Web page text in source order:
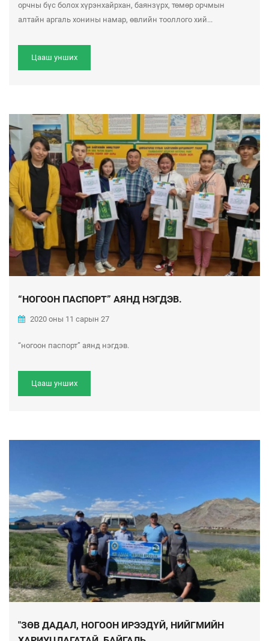
орчны бүс болох хүрэнхайрхан, баянзүрх, төмөр орчмын
алтайн аргаль хонины намар, өвлийн тооллого хий...
Цааш унших
“НОГООН ПАСПОРТ” АЯНД НЭГДЭВ.
2020 оны 11 сарын 27
“ногоон паспорт” аянд нэгдэв.
Цааш унших
"ЗӨВ ДАДАЛ, НОГООН ИРЭЭДҮЙ, НИЙГМИЙН